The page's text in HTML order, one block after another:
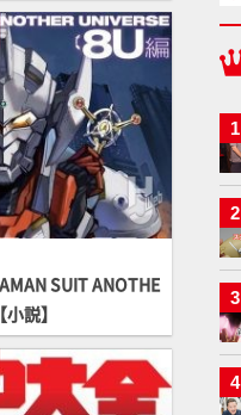
SUIT ANOTHE
説】